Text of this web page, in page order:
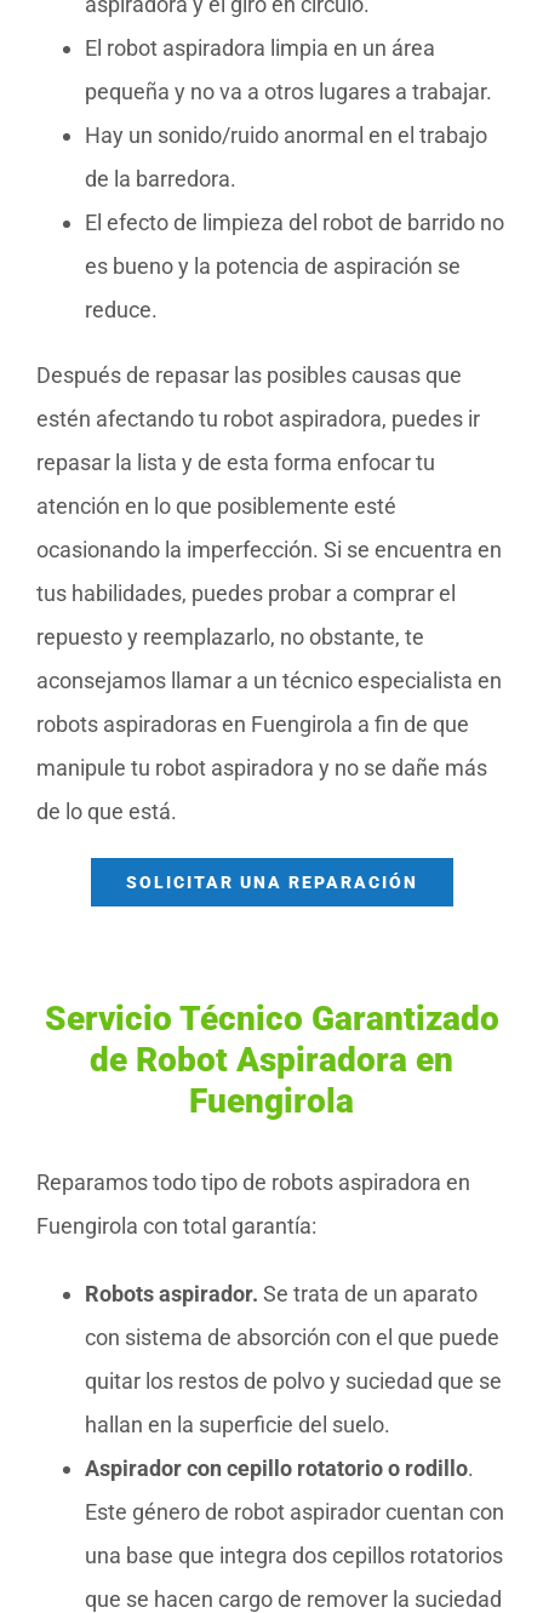
El robot aspiradora limpia en un área
pequeña y no va a otros lugares a trabajar.
Hay un sonido/ruido anormal en el trabajo
de la barredora.
El efecto de limpieza del robot de barrido no
es bueno y la potencia de aspiración se
reduce.
Después de repasar las posibles causas que
estén afectando tu robot aspiradora, puedes ir
repasar la lista y de esta forma enfocar tu
atención en lo que posiblemente esté
ocasionando la imperfección. Si se encuentra en
tus habilidades, puedes probar a comprar el
repuesto y reemplazarlo, no obstante, te
aconsejamos llamar a un técnico especialista en
robots aspiradoras en Fuengirola a fin de que
manipule tu robot aspiradora y no se dañe más
de lo que está.
SOLICITAR UNA REPARACIÓN
Servicio Técnico Garantizado
de Robot Aspiradora en
Fuengirola
Reparamos todo tipo de robots aspiradora en
Fuengirola con total garantía:
Robots aspirador. Se trata de un aparato
con sistema de absorción con el que puede
quitar los restos de polvo y suciedad que se
hallan en la superficie del suelo.
Aspirador con cepillo rotatorio o rodillo.
Este género de robot aspirador cuentan con
una base que integra dos cepillos rotatorios
que se hacen cargo de remover la suciedad